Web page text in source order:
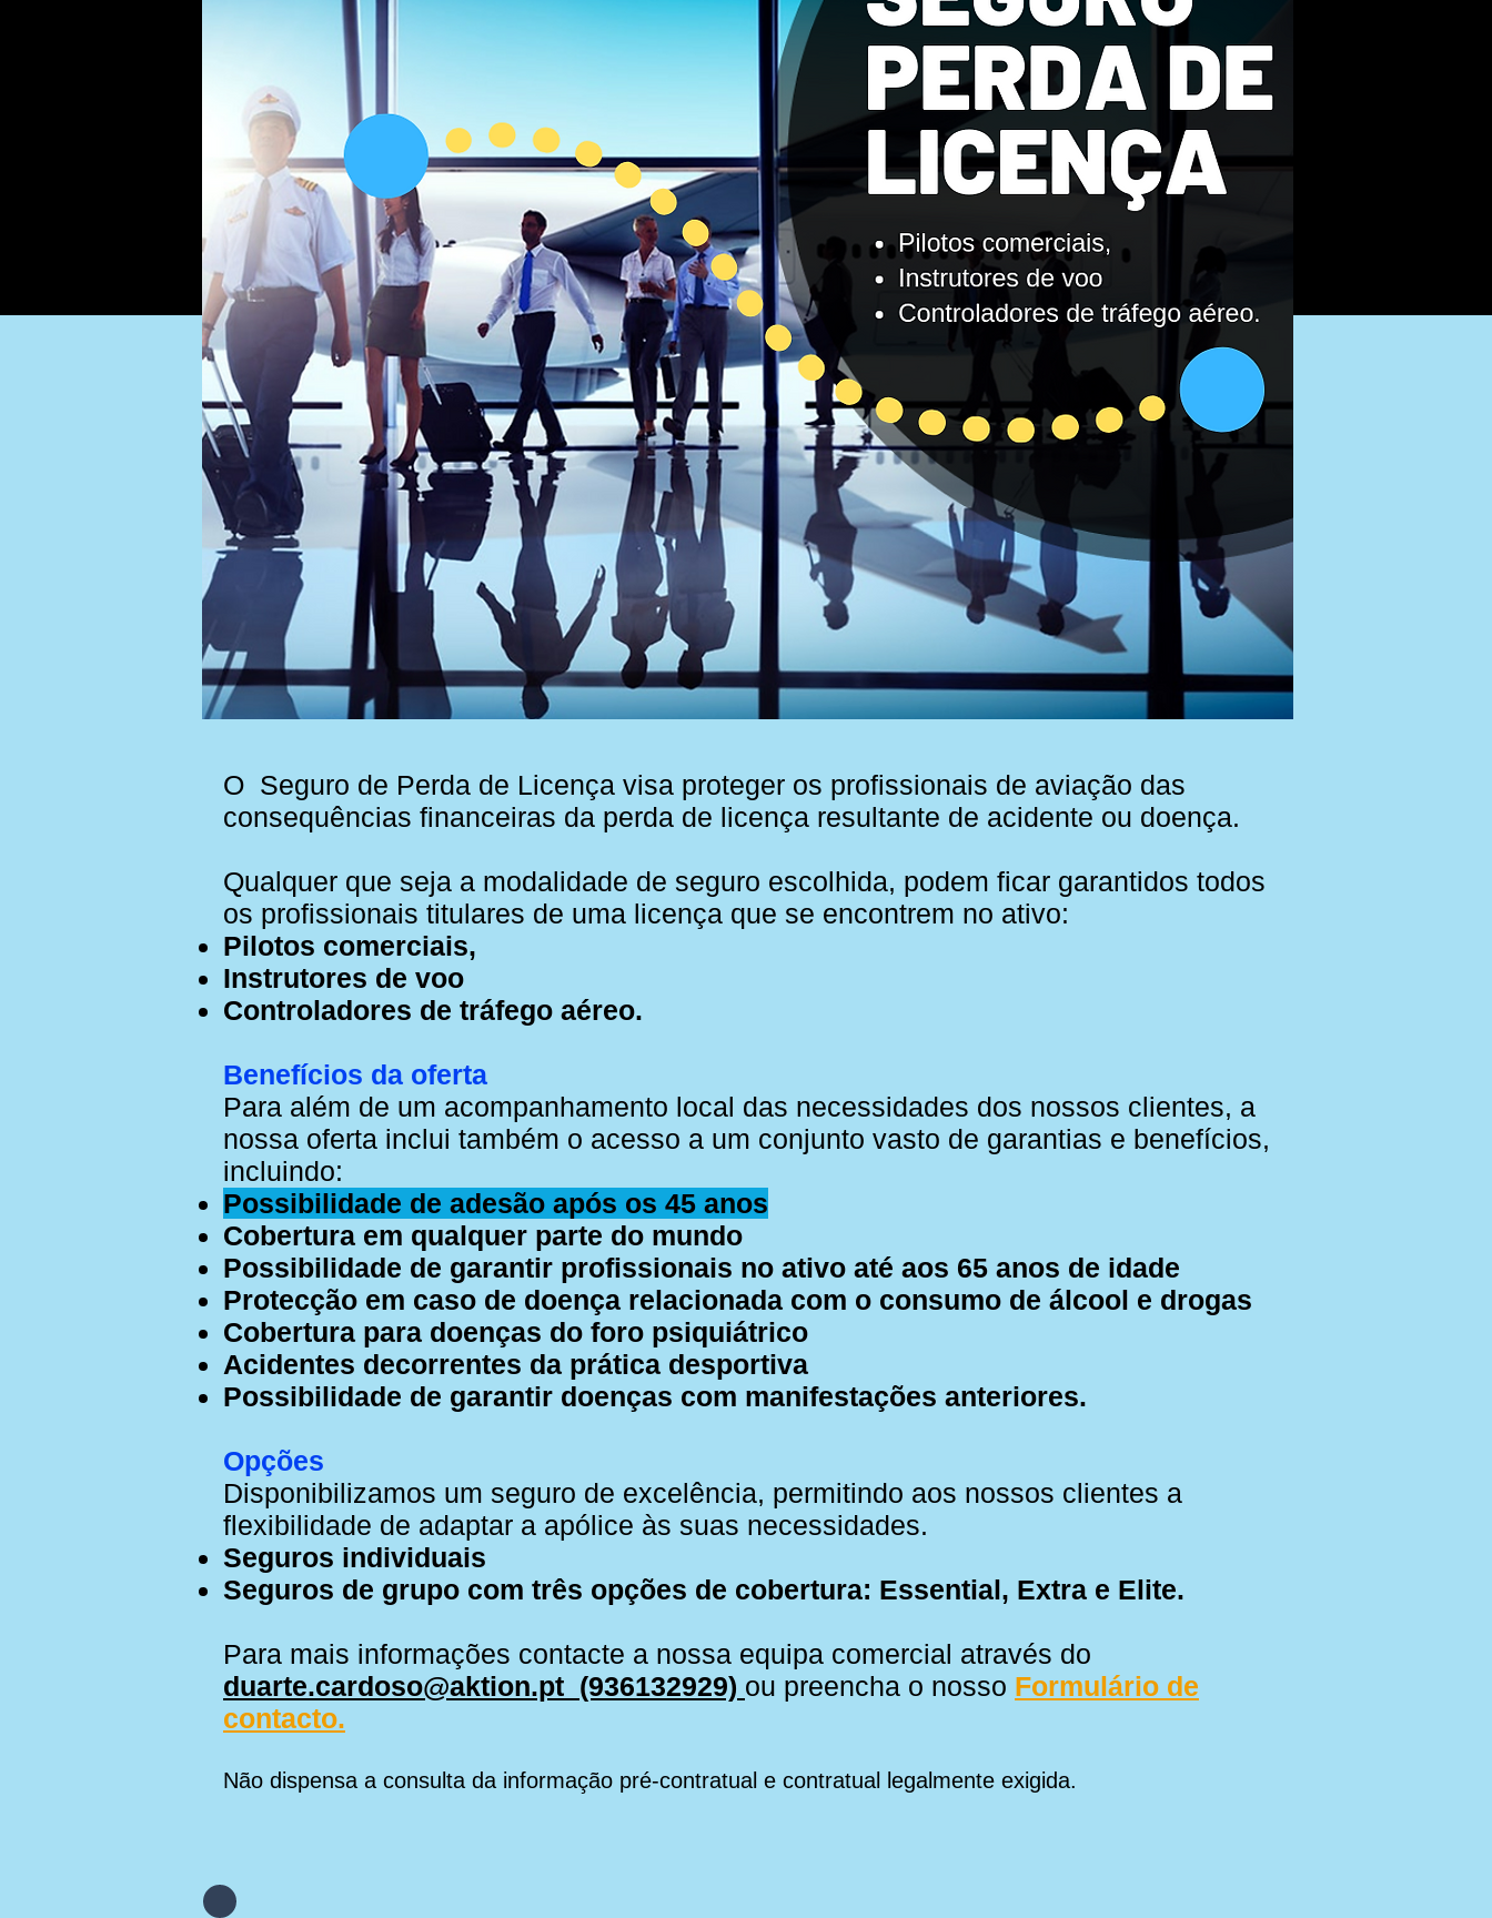
Soluções Especializadas Condomínios Blo g Lojas Pedir Cotação
O Seguro de Perda de Licença visa proteger os profissionais de aviação das
consequências financeiras da perda de licença resultante de acidente ou doença.
Qualquer que seja a modalidade de seguro escolhida, podem ficar garantidos todos
os profissionais titulares de uma licença que se encontrem no ativo:
Pilotos comerciais,
Instrutores de voo
Controladores de tráfego aéreo.
Benefícios da oferta
Para além de um acompanhamento local das necessidades dos nossos clientes, a
nossa oferta inclui também o acesso a um conjunto vasto de garantias e benefícios,
incluindo:
Possibilidade de adesão após os 45 anos
Cobertura em qualquer parte do mundo
Possibilidade de garantir profissionais no ativo até aos 65 anos de idade
Protecção em caso de doença relacionada com o consumo de álcool e drogas
Cobertura para doenças do foro psiquiátrico
Acidentes decorrentes da prática desportiva
Possibilidade de garantir doenças com manifestações anteriores.
Opções
Disponibilizamos um seguro de excelência, permitindo aos nossos clientes a
flexibilidade de adaptar a apólice às suas necessidades.
Seguros individuais
Seguros de grupo com três opções de cobertura: Essential, Extra e Elite.
Para mais informações contacte a nossa equipa comercial através do
duarte.cardoso@aktion.pt (936132929) ou preencha o nosso Formulário de
contacto.
Não dispensa a consulta da informação pré-contratual e contratual legalmente exigida.